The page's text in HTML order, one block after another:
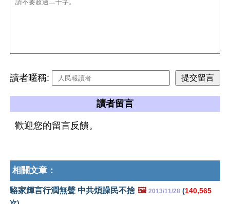
讀者暱稱:
讀者留言
歡迎您的留言反饋。
相關文章：
駱家輝言行潤無聲 中共煩躁民不捨 🖼️ 2013/11/28 (140,565